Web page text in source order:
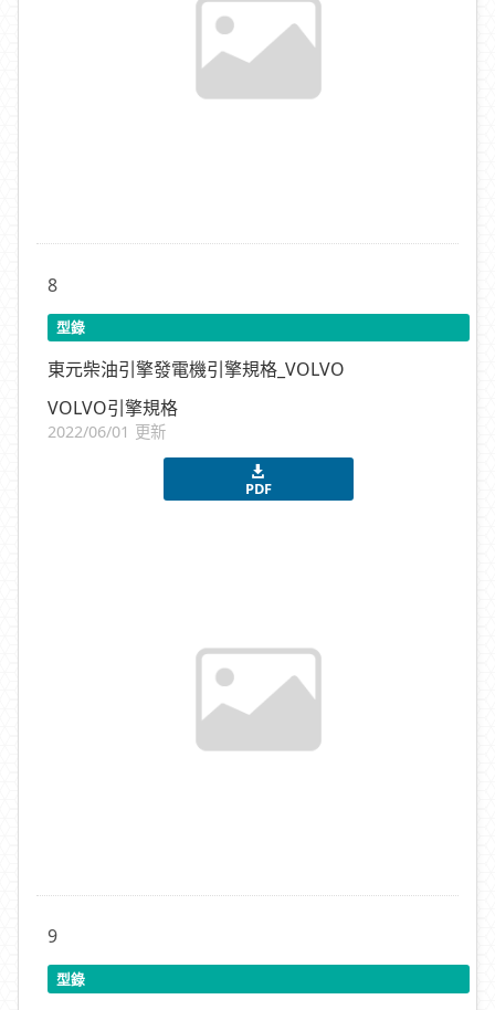
8
型錄
東元柴油引擎發電機引擎規格_VOLVO
VOLVO引擎規格
2022/06/01 更新
PDF
9
型錄